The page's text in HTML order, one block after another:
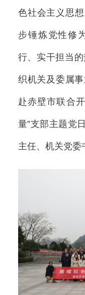
色社会主义思
步锤炼党性修
行、实干担当
织机关及委属
赴赤壁市联合
量”支部主题党
主任、机关党委